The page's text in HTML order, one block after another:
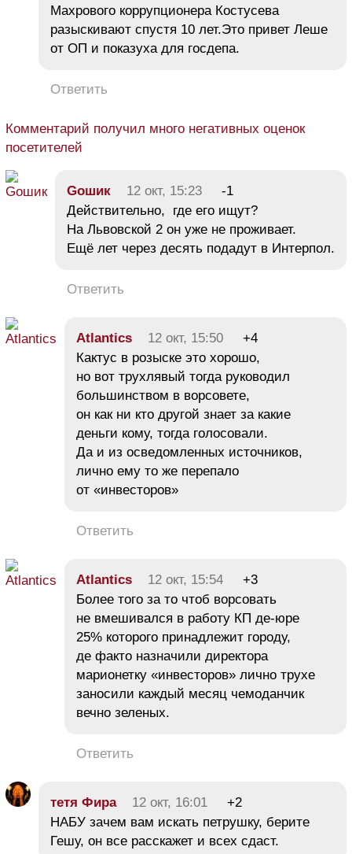
Махрового коррупционера Костусева
разыскивают спустя 10 лет.Это привет Леше
от ОП и показуха для госдепа.
Ответить
Комментарий получил много негативных оценок
посетителей
Goшик 12 окт, 15:23
-1
Действительно, где его ищут?
На Львовской 2 он уже не проживает.
Ещё лет через десять подадут в Интерпол.
Ответить
Atlantics 12 окт, 15:50
+4
Кактус в розыске это хорошо,
но вот трухлявый тогда руководил
большинством в ворсовете,
он как ни кто другой знает за какие
деньги кому, тогда голосовали.
Да и из осведомленных источников,
лично ему то же перепало
от «инвесторов»
Ответить
Atlantics 12 окт, 15:54
+3
Более того за то чтоб ворсовать
не вмешивался в работу КП де-юре
25% которого принадлежит городу,
де факто назначили директора
марионетку «инвесторов» лично трухе
заносили каждый месяц чемоданчик
вечно зеленых.
Ответить
тетя Фира 12 окт, 16:01
+2
НАБУ зачем вам искать петрушку, берите
Гешу, он все расскажет и всех сдаст.